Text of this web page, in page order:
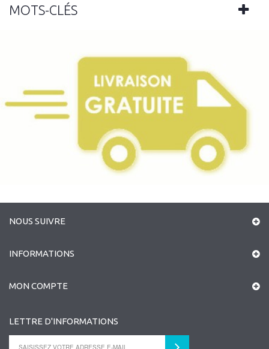
MOTS-CLÉS
NOUS SUIVRE
INFORMATIONS
MON COMPTE
LETTRE D'INFORMATIONS